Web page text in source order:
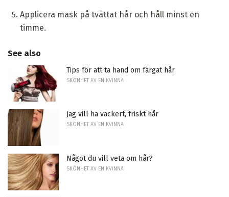
Applicera mask på tvättat hår och håll minst en
timme.
See also
Tips för att ta hand om färgat hår
SKÖNHET AV EN KVINNA
Jag vill ha vackert, friskt hår
SKÖNHET AV EN KVINNA
Något du vill veta om hår?
SKÖNHET AV EN KVINNA